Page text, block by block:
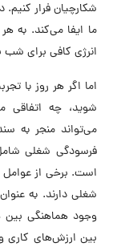
شکارچیان فرار
ما ایفا می‌کند. به
انرژی کافی برای شب
اما اگر هر روز با
شوید، چه اتفاقی
می‌تواند منجر به
فرسودگی شغلی
است. برخی از عوامل
شغلی دارند. به
وجود هماهنگی بین
بین ارزش‌های کاری